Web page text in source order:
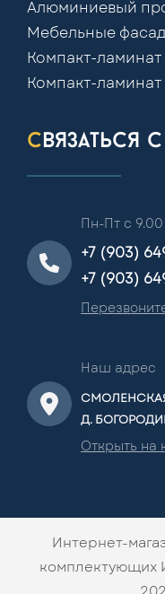
Алюминиевый
Мебельные
Компакт-ламинат
Компакт-
связаться
Пн-Пт с 9.00
+7 (903)
+7 (903)
Наш адрес
Д.
Открыть на
Интернет-
комплектующих